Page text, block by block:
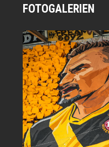
FOTOGALERIEN